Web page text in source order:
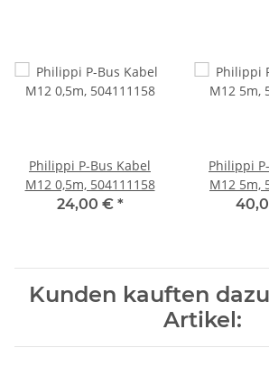
Philippi P-Bus Kabel
M12 0,5m, 504111158
24,00 € *
Philippi
M12 5m,
Kunden kauften
Artikel: